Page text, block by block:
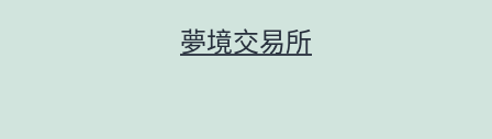
夢境交易所